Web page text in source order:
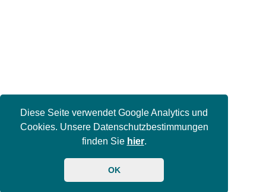
Diese Seite verwendet Google Analytics und
Cookies. Unsere Datenschutzbestimmungen
finden Sie hier.
OK